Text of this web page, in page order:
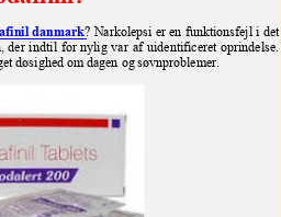
inil danmark? Narkolepsi er en funktionsfejl i det
der indtil for nylig var af uidentificeret oprindelse.
døsighed om dagen og søvnproblemer.